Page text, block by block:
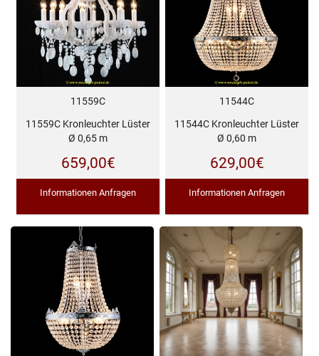
11559C
11559C Kronleuchter Lüster
Ø 0,65 m
659,00€
Informationen Anfragen
11544C
11544C Kronleuchter Lüster
Ø 0,60 m
629,00€
Informationen Anfragen